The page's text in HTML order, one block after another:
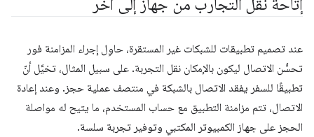
عند تصميم تطبيقات للشبكات غير المستقرة، حاوِل إجراء المزامنة فور
تحسُّن الاتصال ليكون بالإمكان نقل التجربة. على سبيل المثال، تخيَّل أنّ
تطبيقًا للسفر يفقد الاتصال بالشبكة في منتصف عملية حجز. وعند إعادة
الاتصال، تتم مزامنة التطبيق مع حساب المستخدم، ما يتيح له مواصلة
الحجز على جهاز الكمبيوتر المكتبي وتوفير تجربة سلسة.